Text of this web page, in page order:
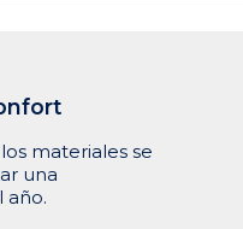
materiales se
una
año.